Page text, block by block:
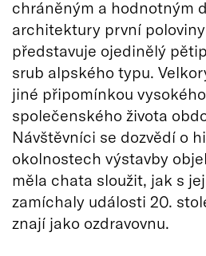
chráněným a hodnotným
architektury první
představuje ojedinělý
srub alpského typu.
jiné připomínkou
společenského života
Návštěvníci se dozvědí o
okolnostech výstavby
měla chata sloužit, jak s
zamíchaly události 20.
znají jako ozdravovnu.